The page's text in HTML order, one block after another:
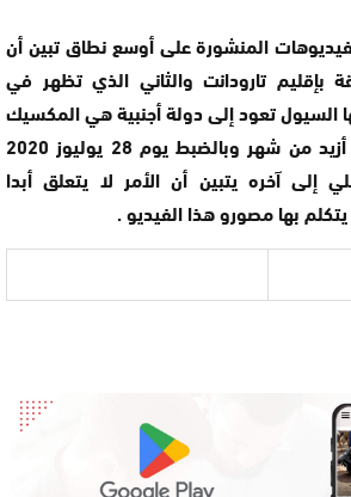
المنشورة على أوسع نطاق تبين أن
بإقليم تارودانت والثاني الذي تظهر في
السيول تعود إلى دولة أجنبية هي المكسيك
حيث نشر أول مرة منذ أزيد من شهر وبالضبط يوم 28 يوليوز 2020
إلى آخره يتبين أن الأمر لا يتعلق أبدا
بها مصورو هذا الفيديو .